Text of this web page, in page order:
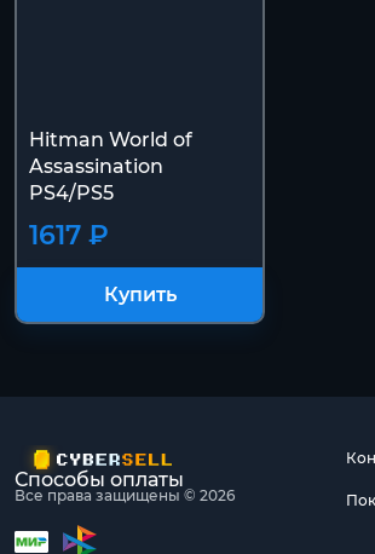
Hitman World of
Assassination
PS4/PS5
1617 ₽
Купить
Все права защищены © 2026
Способы оплаты